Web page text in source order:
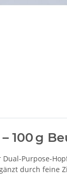
100 g
Purpose-
durch feine